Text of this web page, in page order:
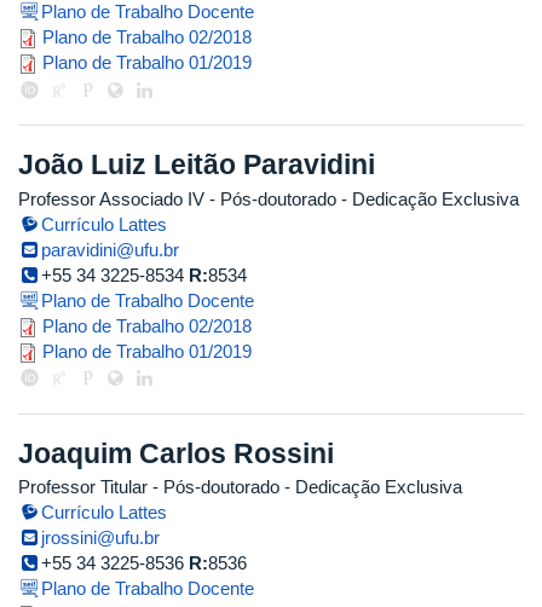
Plano de Trabalho Docente
planotrabalhojw2018.2retif.pdf
Plano de Trabalho 02/2018
planosocial12019_1_corr.pdf
Plano de Trabalho 01/2019
João Luiz Leitão Paravidini
Professor Associado IV - Pós-doutorado - Dedicação Exclusiva
Currículo Lattes
paravidini@ufu.br
+55 34 3225-8534 R:8534
Plano de Trabalho Docente
Plano de Trabalho 02/2018
Plano de Trabalho 01/2019
Joaquim Carlos Rossini
Professor Titular - Pós-doutorado - Dedicação Exclusiva
Currículo Lattes
jrossini@ufu.br
+55 34 3225-8536 R:8536
Plano de Trabalho Docente